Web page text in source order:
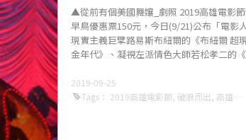
▲從前有個美國舞孃_劇照 2019高雄電影
早鳥優惠票150元，今日(9/21)公布「電影
現實主義巨擘路易斯布紐爾的《布紐爾 超
金年代》、凝視左派情色大師若松孝二的
2019-09-25
Tags ： 2019高雄電影節, 破浪而出, 高雄電影節